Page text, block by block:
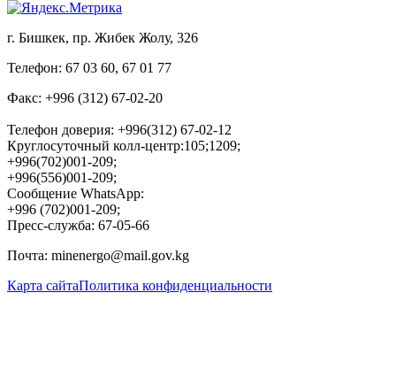
​г. Бишкек, пр. Жибек Жолу, 326
Телефон: 67 03 60, 67 01 77
Факс: +996 (312) 67-02-20
Телефон доверия: +996(312) 67-02-12
Круглосуточный колл-центр:105;1209;
+996(702)001-209;
+996(556)001-209;
Сообщение WhatsApp:
+996 (702)001-209;
Пресс-служба: 67-05-66
Почта: minenergo@mail.gov.kg
Карта сайтаПолитика конфиденциальности